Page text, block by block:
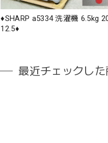
♦️SHARP a5334 洗濯機 6.5kg
12.5♦️
最近チェックした